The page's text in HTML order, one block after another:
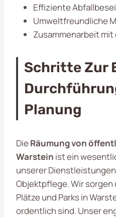
Effiziente
Umweltfreundliche
Zusammenarbeit mit
Schritte Zur
Planung
DieRäumung von
Warstein ist ein
unserer
Objektpflege. Wir sorgen
Plätze und Parks in
ordentlich sind. Unser